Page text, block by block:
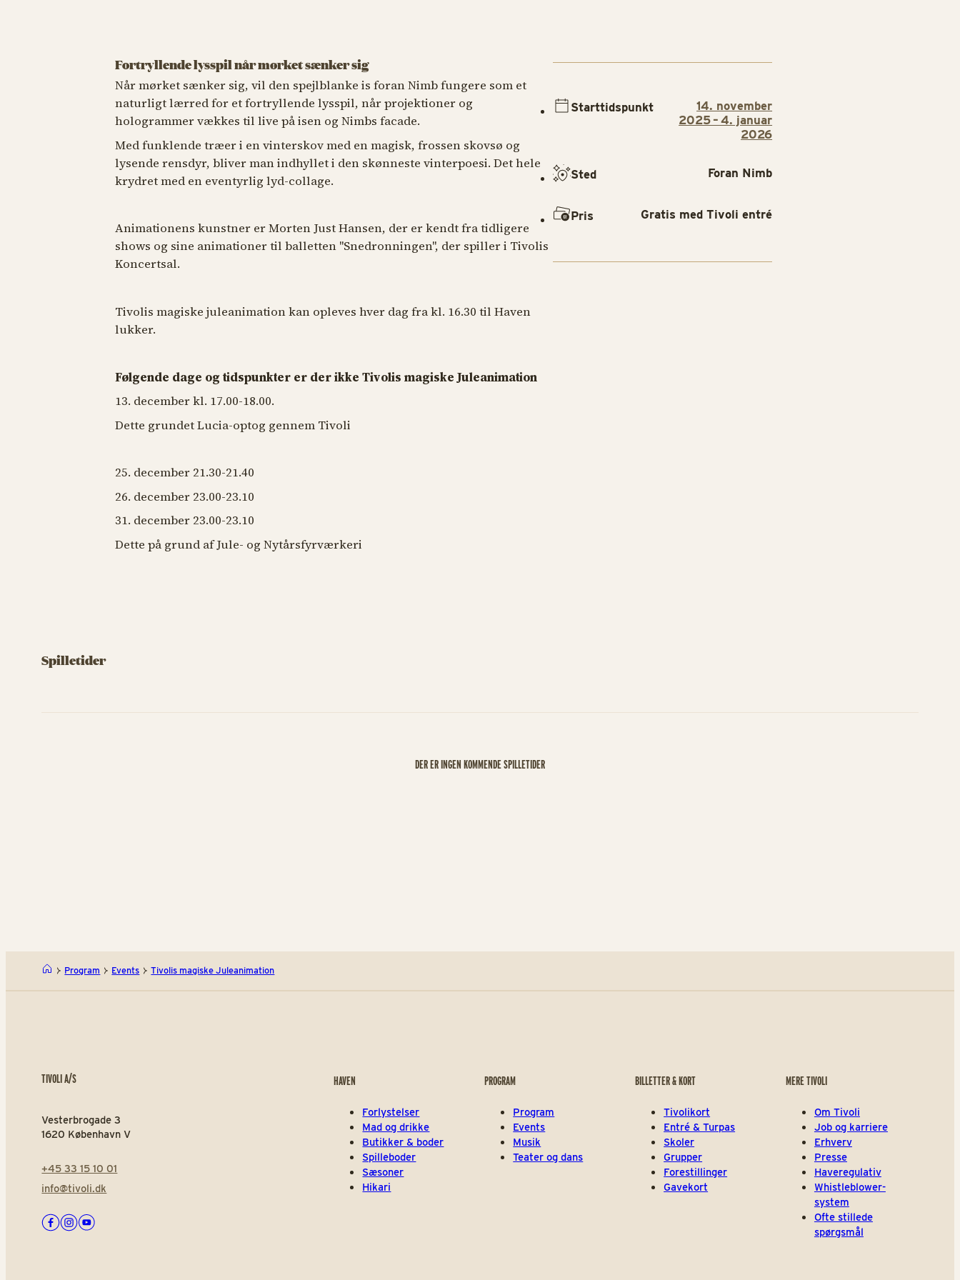
Fortryllende lysspil når mørket sænker sig
Når mørket sænker sig, vil den spejlblanke is foran Nimb fungere som et
naturligt lærred for et fortryllende lysspil, når projektioner og
hologrammer vækkes til live på isen og Nimbs facade.
Med funklende træer i en vinterskov med en magisk, frossen skovsø og
lysende rensdyr, bliver man indhyllet i den skønneste vinterpoesi. Det hele
krydret med en eventyrlig lyd-collage.
Animationens kunstner er Morten Just Hansen, der er kendt fra tidligere
shows og sine animationer til balletten "Snedronningen", der spiller i Tivolis
Koncertsal.
Tivolis magiske juleanimation kan opleves hver dag fra kl. 16.30 til Haven
lukker.
Følgende dage og tidspunkter er der ikke Tivolis magiske Juleanimation
13. december kl. 17.00-18.00.
Dette grundet Lucia-optog gennem Tivoli
25. december 21.30-21.40
26. december 23.00-23.10
31. december 23.00-23.10
Dette på grund af Jule- og Nytårsfyrværkeri
Starttidspunkt
14. november
2025 – 4. januar
2026
Sted Foran Nimb
Pris Gratis med Tivoli entré
Spilletider
DER ER INGEN KOMMENDE SPILLETIDER
Program Events Tivolis magiske Juleanimation
TIVOLI A/S
Vesterbrogade 3
1620 København V
+45 33 15 10 01
info@tivoli.dk
Facebook
Instagram
Youtube
HAVEN
Forlystelser
Mad og drikke
Butikker & boder
Spilleboder
Sæsoner
Hikari
PROGRAM
Program
Events
Musik
Teater og dans
BILLETTER & KORT
Tivolikort
Entré & Turpas
Skoler
Grupper
Forestillinger
Gavekort
MERE TIVOLI
Om Tivoli
Job og karriere
Erhverv
Presse
Haveregulativ
Whistleblower-
system
Ofte stillede
spørgsmål